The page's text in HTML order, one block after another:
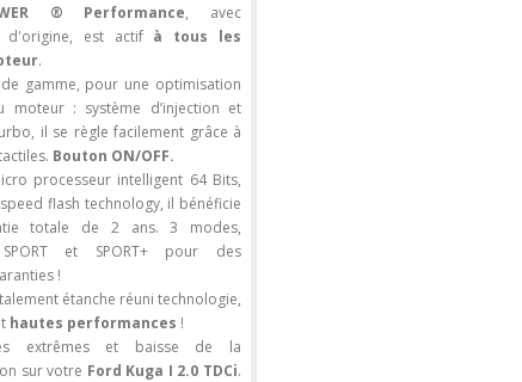
® Performance, avec
d'origine, est actif à tous les
.
gamme, pour une optimisation
moteur : système d’injection et
il se règle facilement grâce à
Bouton ON/OFF.
processeur intelligent 64 Bits,
flash technology, il bénéficie
totale de 2 ans. 3 modes,
SPORT et SPORT+ pour des
!
étanche réuni technologie,
hautes performances !
extrêmes et baisse de la
sur votre Ford Kuga I 2.0 TDCi.